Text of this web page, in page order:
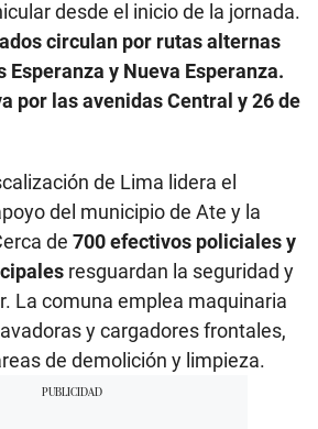
desde el inicio de la jornada.
circulan por rutas alternas
Esperanza y Nueva Esperanza.
por las avenidas Central y 26 de
de Lima lidera el
del municipio de Ate y la
de 700 efectivos policiales y
resguardan la seguridad y
La comuna emplea maquinaria
y cargadores frontales,
de demolición y limpieza.